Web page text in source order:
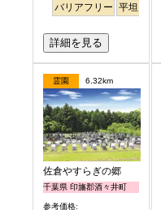
バリアフリー 平坦
詳細を見る
霊園 6.32km
佐倉やすらぎの郷
千葉県 印旛郡酒々井町
参考価格: